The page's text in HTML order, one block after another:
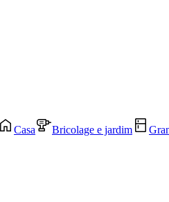
Casa Bricolage e jardim